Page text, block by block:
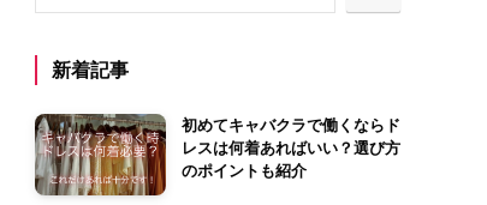
新着記事
初めてキャバクラで働くならド
レスは何着あればいい？選び方
のポイントも紹介